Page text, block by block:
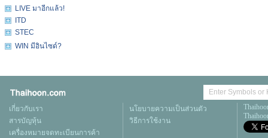
LIVE มาอีกแล้ว!
ITD
STEC
WIN มีอินไซด์?
เกี่ยวกับเรา
สารบัญหุ้น
เครื่องหมายจดทะเบียนการค้า
นโยบายความเป็นส่วนตัว
วิธีการใช้งาน